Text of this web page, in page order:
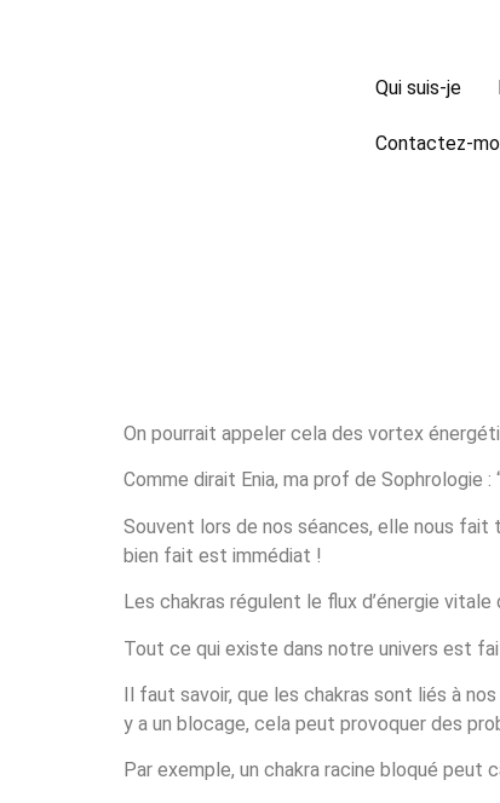
Qui suis-je
Contactez-
On pourrait appeler cela des vortex
Comme dirait Enia, ma prof de Sophrologie
Souvent lors de nos séances, elle nous fait
bien fait est immédiat !
Les chakras régulent le flux d’énergie
Tout ce qui existe dans notre univers est
Il faut savoir, que les chakras sont liés à
y a un blocage, cela peut provoquer des
Par exemple, un chakra racine bloqué